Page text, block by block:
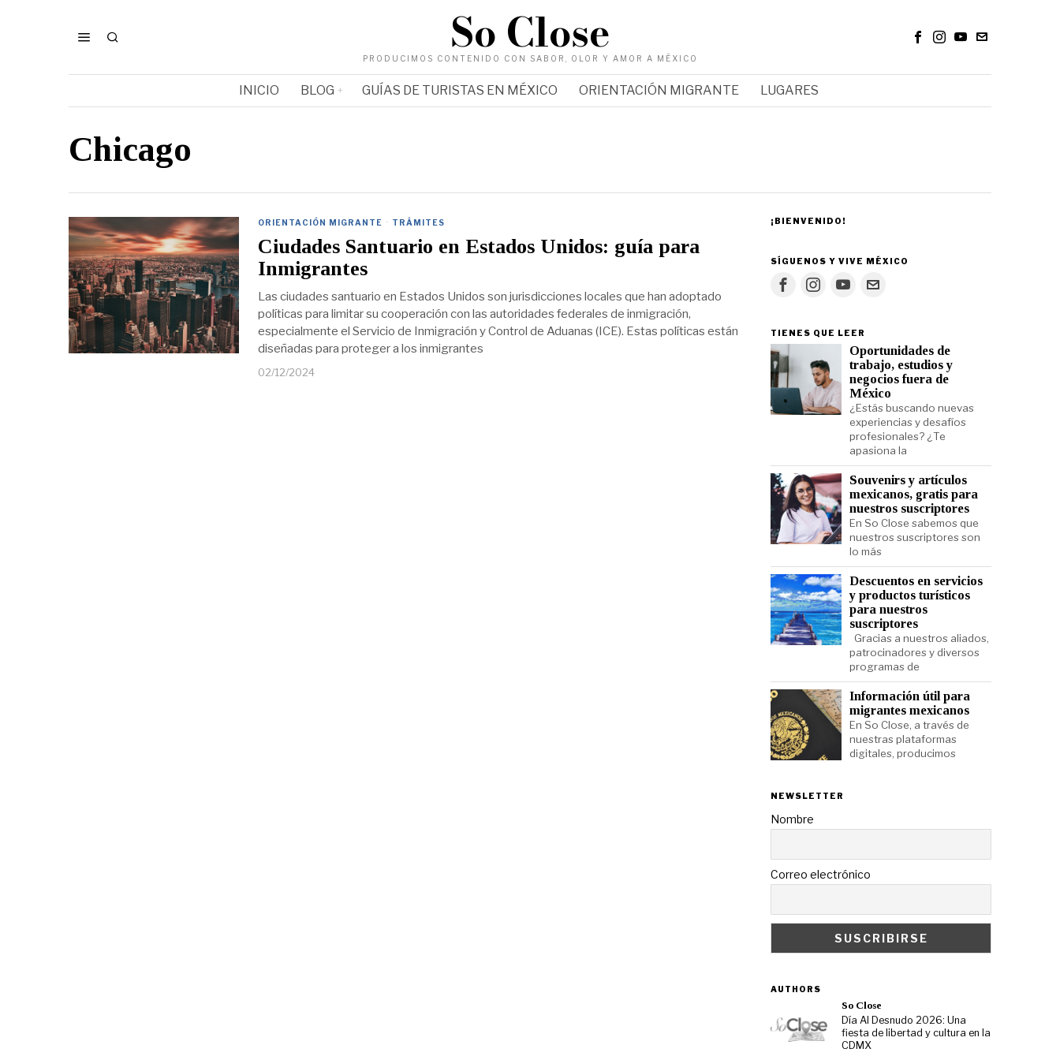
So Close
PRODUCIMOS CONTENIDO CON SABOR, OLOR Y AMOR A MÉXICO
INICIO BLOG GUÍAS DE TURISTAS EN MÉXICO ORIENTACIÓN MIGRANTE LUGARES
Chicago
ORIENTACIÓN MIGRANTE · TRÁMITES
Ciudades Santuario en Estados Unidos: guía para
Inmigrantes
Las ciudades santuario en Estados Unidos son jurisdicciones locales que han adoptado
políticas para limitar su cooperación con las autoridades federales de inmigración,
especialmente el Servicio de Inmigración y Control de Aduanas (ICE). Estas políticas están
diseñadas para proteger a los inmigrantes
02/12/2024
¡BIENVENIDO!
SÍGUENOS Y VIVE MÉXICO
TIENES QUE LEER
Oportunidades de
trabajo, estudios y
negocios fuera de
México
¿Estás buscando nuevas
experiencias y desafíos
profesionales? ¿Te
apasiona la
Souvenirs y artículos
mexicanos, gratis para
nuestros suscriptores
En So Close sabemos que
nuestros suscriptores son
lo más
Descuentos en servicios
y productos turísticos
para nuestros
suscriptores
Gracias a nuestros aliados,
patrocinadores y diversos
programas de
Información útil para
migrantes mexicanos
En So Close, a través de
nuestras plataformas
digitales, producimos
NEWSLETTER
Nombre
Correo electrónico
AUTHORS
So Close
Día Al Desnudo 2026: Una
fiesta de libertad y cultura en la
CDMX